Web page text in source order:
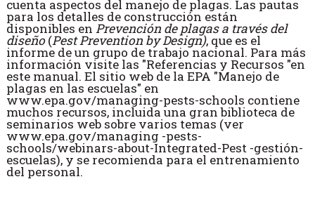
cuenta aspectos del manejo de plagas. Las pautas
para los detalles de construcción están
disponibles en Prevención de plagas a través del
diseño(Pest Prevention by Design), que es el
informe de un grupo de trabajo nacional. Para más
información visite las "Referencias y Recursos "en
este manual. El sitio web de la EPA "Manejo de
plagas en las escuelas" en
www.epa.gov/managing-pests-schools contiene
muchos recursos, incluida una gran biblioteca de
seminarios web sobre varios temas (ver
www.epa.gov/managing -pests-
schools/webinars-about-Integrated-Pest -gestión-
escuelas), y se recomienda para el entrenamiento
del personal.